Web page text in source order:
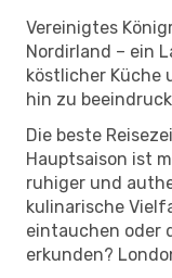
Vereinigtes
Nordirland – ein
köstlicher Küche
hin zu
Die beste
Hauptsaison ist
ruhiger und
kulinarische
eintauchen oder
erkunden?